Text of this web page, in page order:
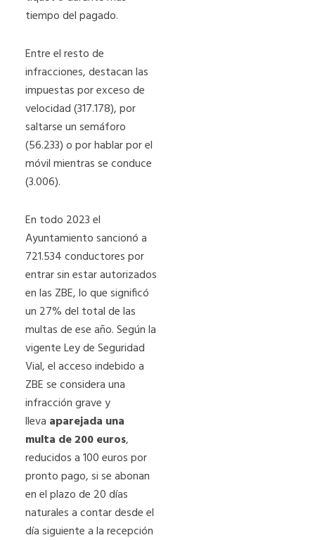
tiempo del pagado.
Entre el resto de
infracciones, destacan las
impuestas por exceso de
velocidad (317.178), por
saltarse un semáforo
(56.233) o por hablar por el
móvil mientras se conduce
(3.006).
En todo 2023 el
Ayuntamiento sancionó a
721.534 conductores por
entrar sin estar autorizados
en las ZBE, lo que significó
un 27% del total de las
multas de ese año. Según la
vigente Ley de Seguridad
Vial, el acceso indebido a
ZBE se considera una
infracción grave y
lleva aparejada una
multa de 200 euros,
reducidos a 100 euros por
pronto pago, si se abonan
en el plazo de 20 días
naturales a contar desde el
día siguiente a la recepción